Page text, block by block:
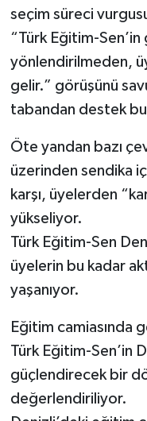
seçim süreci
“Türk Eğitim-
yönlendirilmeden,
gelir.” görüşünü
tabandan destek
Öte yandan bazı
üzerinden sendika
karşı, üyelerden
yükseliyor.
Türk Eğitim-Sen
üyelerin bu kadar
yaşanıyor.
Eğitim camiasında
Türk Eğitim-Sen’in
güçlendirecek bir
değerlendiriliyor.